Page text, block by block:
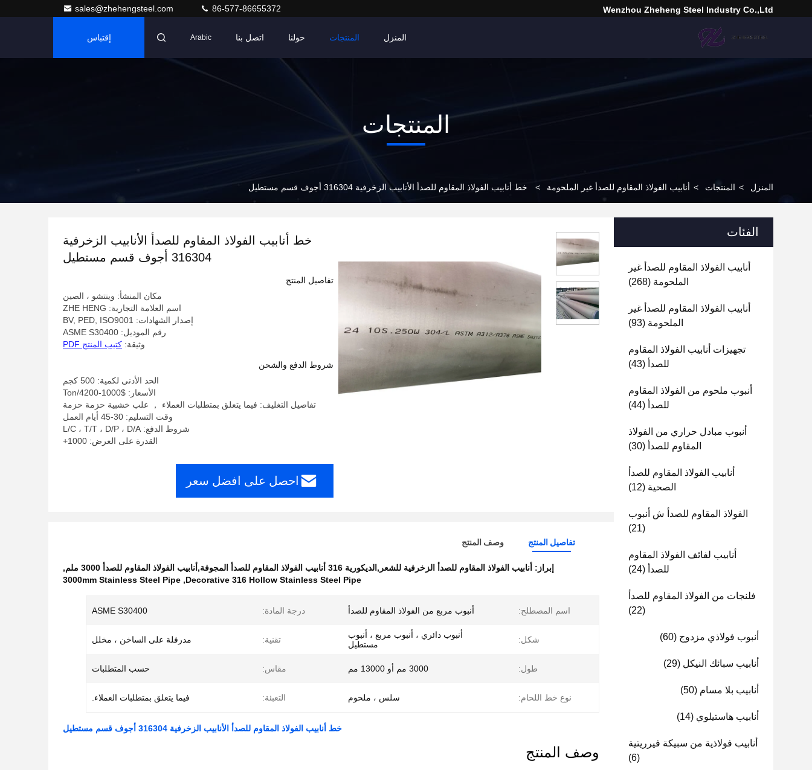
Wenzhou Zheheng Steel Industry Co.,Ltd
sales@zhehengsteel.com 86-577-86655372
المنزل المنتجات حولنا اتصل بنا Arabic إقتباس
المنتجات
المنزل > المنتجات > أنابيب الفولاذ المقاوم للصدأ غير الملحومة > خط أنابيب الفولاذ المقاوم للصدأ الأنابيب الزخرفية 316304 أجوف قسم مستطيل
الفئات
أنابيب الفولاذ المقاوم للصدأ غير
الملحومة (268)
أنابيب الفولاذ المقاوم للصدأ غير
الملحومة (93)
تجهيزات أنابيب الفولاذ المقاوم
للصدأ (43)
أنبوب ملحوم من الفولاذ المقاوم
للصدأ (44)
أنبوب مبادل حراري من الفولاذ
المقاوم للصدأ (30)
أنابيب الفولاذ المقاوم للصدأ
الصحية (12)
الفولاذ المقاوم للصدأ ش أنبوب
(21)
أنابيب لفائف الفولاذ المقاوم
للصدأ (24)
فلنجات من الفولاذ المقاوم للصدأ
(22)
أنبوب فولاذي مزدوج (60)
أنابيب سبائك النيكل (29)
أنابيب بلا مسام (50)
أنابيب هاستيلوي (14)
أنابيب فولاذية من سبيكة فيرريتية
(6)
خط أنابيب الفولاذ المقاوم للصدأ الأنابيب الزخرفية
316304 أجوف قسم مستطيل
تفاصيل المنتج
مكان المنشأ: وينتشو ، الصين
اسم العلامة التجارية: ZHE HENG
إصدار الشهادات: BV, PED, ISO9001
رقم الموديل: ASME S30400
وثيقة: كتيب المنتج PDF
شروط الدفع والشحن
الحد الأدنى لكمية: 500 كجم
الأسعار: $1000-4200/Ton
تفاصيل التغليف: فيما يتعلق بمتطلبات العملاء ， علب خشبية حزمة حزمة
وقت التسليم: 30-45 أيام العمل
شروط الدفع: L/C ، T/T ، D/P ، D/A
القدرة على العرض: 1000+
احصل على افضل سعر
تفاصيل المنتج وصف المنتج
إبراز: أنابيب الفولاذ المقاوم للصدأ الزخرفية للشعر,الديكورية 316 أنابيب الفولاذ المقاوم للصدأ المجوفة,أنابيب الفولاذ المقاوم للصدأ 3000 ملم
,
Decorative 316 Hollow Stainless Steel Pipe
,
3000mm Stainless Steel Pipe
اسم المصطلح: أنبوب مربع من الفولاذ المقاوم للصدأ درجة المادة: ASME S30400
شكل:
أنبوب دائري ، أنبوب مربع ، أنبوب
مستطيل
تقنية: مدرفلة على الساخن ، مخلل
طول: 3000 مم أو 13000 مم مقاس: حسب المتطلبات
نوع خط اللحام: سلس ، ملحوم التعبئة: فيما يتعلق بمتطلبات العملاء.
خط أنابيب الفولاذ المقاوم للصدأ الأنابيب الزخرفية 316304 أجوف قسم مستطيل
وصف المنتج